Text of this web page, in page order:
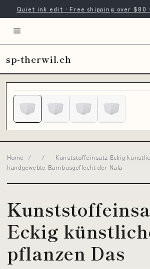
Quiet ink edit · Free shipping over $80
sp-therwil.ch
Home / /
Kunststoffeinsatz Eckig
handgewebte Bambusgeflecht der Nala
Eckig
pflanzen Das